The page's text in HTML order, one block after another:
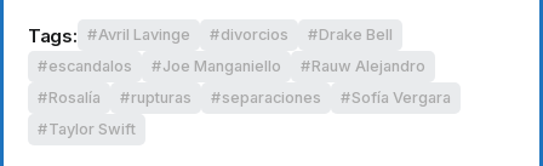
Tags: Avril Lavinge divorcios
Drake Bell
escandalos
Joe Manganiello
Rauw Alejandro
Rosalía
rupturas separaciones
Sofía Vergara
Taylor Swift